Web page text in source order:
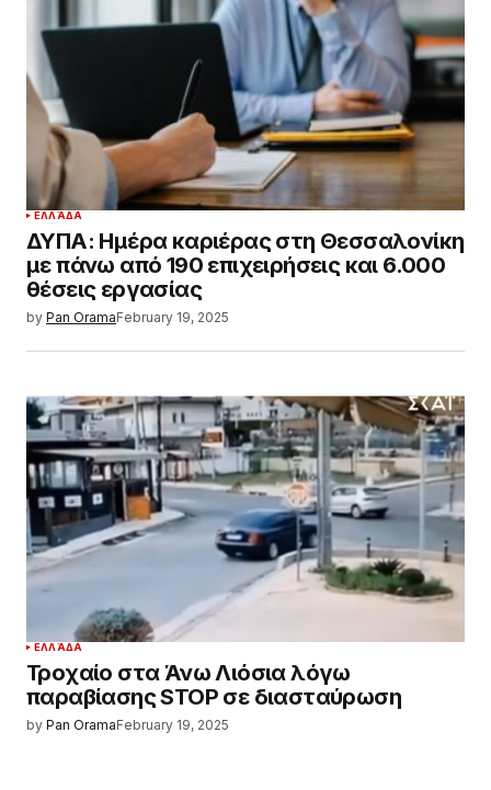
ΕΛΛΆΔΑ
ΔΥΠΑ: Ημέρα καριέρας στη Θεσσαλονίκη
με πάνω από 190 επιχειρήσεις και 6.000
θέσεις εργασίας
by Pan OramaFebruary 19, 2025
ΕΛΛΆΔΑ
Τροχαίο στα Άνω Λιόσια λόγω
παραβίασης STOP σε διασταύρωση
by Pan OramaFebruary 19, 2025